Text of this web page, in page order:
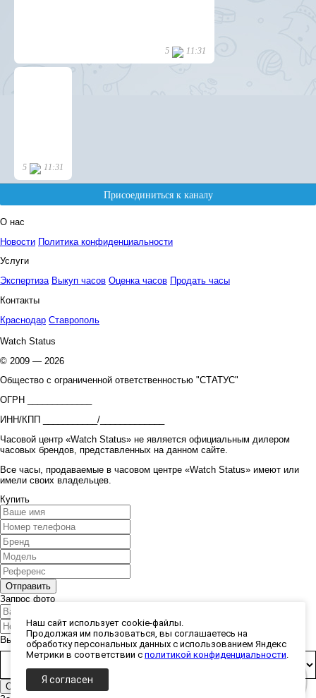
О нас
Новости Политика конфиденциальности
Услуги
Экспертиза Выкуп часов Оценка часов Продать часы
Контакты
Краснодар Ставрополь
Watch Status
© 2009 — 2026
Общество с ограниченной ответственностью "СТАТУС"
ОГРН _____________
ИНН/КПП ___________/_____________
Часовой центр «Watch Status» не является официальным дилером
часовых брендов, представленных на данном сайте.
Все часы, продаваемые в часовом центре «Watch Status» имеют или
имели своих владельцев.
Купить
Запрос фото
Выберите способ получения фото:
Наш сайт использует cookie-файлы.
Продолжая им пользоваться, вы соглашаетесь на
обработку персональных данных с использованием Яндекс
Метрики в соответствии с политикой конфиденциальности.
Я согласен